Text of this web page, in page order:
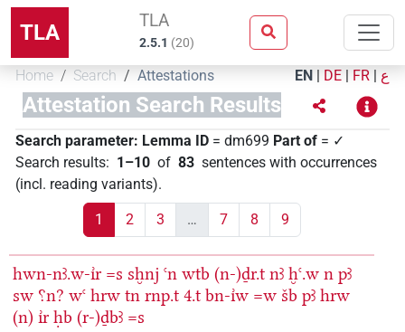
TLA TLA
2.5.1 (20)
Home Search Attestations EN | DE | FR | ع
Attestation Search Results
Search parameter: Lemma ID = dm699 Part of = ✓
Search results: 1–10 of 83 sentences with occurrences
(incl. reading variants).
1 2 3 … 7 8 9
hwn-nꜣ.w-ı͗r =s sḫnj ꜥn wtb (n-)ḏr.t nꜣ ḫꜥ.w n pꜣ
sw ⸮n? wꜥ hrw tn rnp.t 4.t bn-ı͗w =w šb pꜣ hrw
(n) ı͗r ḥb (r-)ḏbꜣ =s